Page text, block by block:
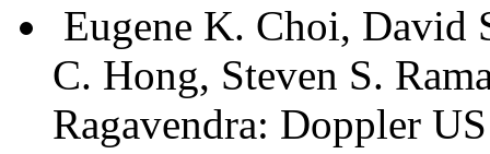
Eugene K. Choi, David
C. Hong, Steven S.
Ragavendra: Doppler